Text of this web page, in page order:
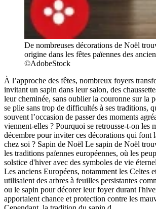
De nombreuses décorations de Noël
origine dans les fêtes païennes des
©AdobeStock
À l’approche des fêtes, nombreux foyers
invitant un sapin dans leur salon, des
leur cheminée, sans oublier la couronne sur la
se plie sans trop de difficultés à ses traditions,
souvent l’occasion de passer des moments
viennent-elles ? Pourquoi se retrousse-t-on les
décembre pour inviter ces décorations qui font
chez soi ? Sapin de Noël Le sapin de Noël
les traditions païennes européennes, où les
solstice d'hiver avec des symboles de vie
Les anciens Européens, notamment les Celtes
utilisaient des arbres à feuilles persistantes
ou le sapin pour décorer leur foyer durant
apportaient chance et protection contre les